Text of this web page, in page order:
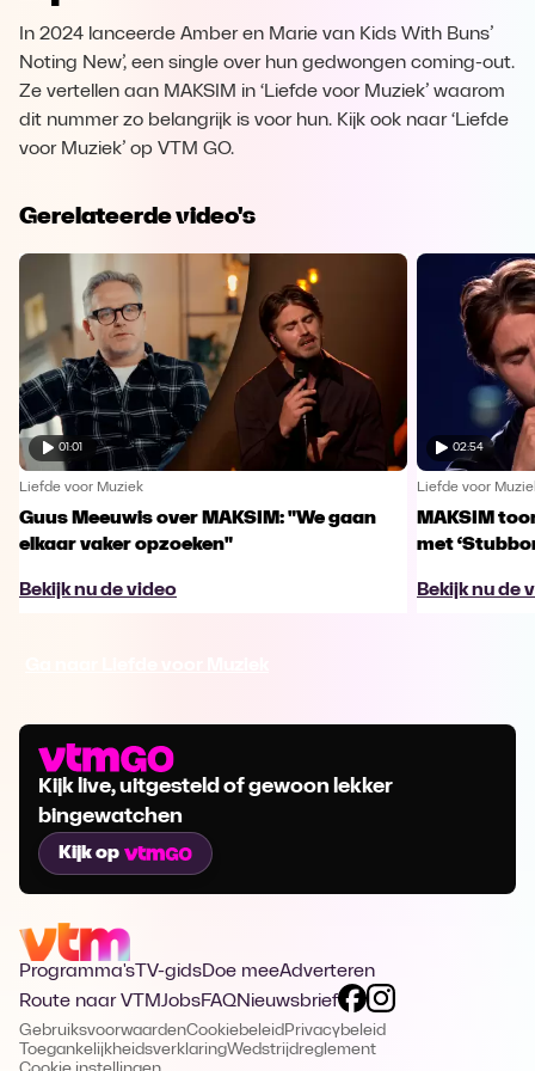
In 2024 lanceerde Amber en Marie van Kids With Buns’
Noting New’, een single over hun gedwongen coming-out.
Ze vertellen aan MAKSIM in ‘Liefde voor Muziek’ waarom
dit nummer zo belangrijk is voor hun. Kijk ook naar ‘Liefde
voor Muziek’ op VTM GO.
Gerelateerde video's
01:01
Liefde voor Muziek
Guus Meeuwis over MAKSIM: "We gaan
elkaar vaker opzoeken"
Bekijk nu de video
02:54
Liefde voor
MAKSIM
met
Bekijk nu de
Kijk live, uitgesteld of gewoon lekker
bingewatchen
Kijk op
Programma's TV-gidsDoe meeAdverteren
Route naar VTMJobsFAQNieuwsbrief
GebruiksvoorwaardenCookiebeleid Privacybeleid
ToegankelijkheidsverklaringWedstrijdreglement